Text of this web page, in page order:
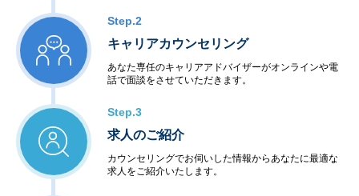
Step.2
キャリアカウンセリング
あなた専任のキャリアアドバイザーがオンラインや電
話で面談をさせていただきます。
Step.3
求人のご紹介
カウンセリングでお伺いした情報からあなたに最適な
求人をご紹介いたします。